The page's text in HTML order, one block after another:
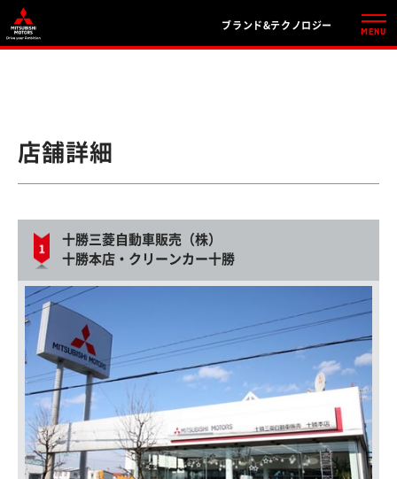
ブランド&テクノロジー
店舗詳細
十勝三菱自動車販売（株）
十勝本店・クリーンカー十勝